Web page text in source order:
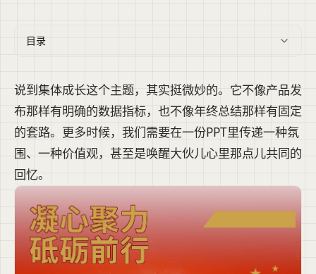
目录
说到集体成长这个主题，其实挺微妙的。它不像产品发
布那样有明确的数据指标，也不像年终总结那样有固定
的套路。更多时候，我们需要在一份PPT里传递一种氛
围、一种价值观，甚至是唤醒大伙儿心里那点儿共同的
回忆。